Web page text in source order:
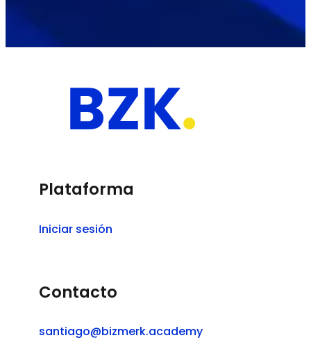
Plataforma
Iniciar sesión
Contacto
santiago@bizmerk.academy